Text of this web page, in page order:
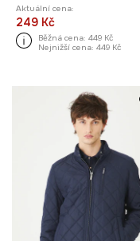
Aktuální cena:
249 Kč
Běžná cena: 449 Kč
Nejnižší cena: 449 Kč